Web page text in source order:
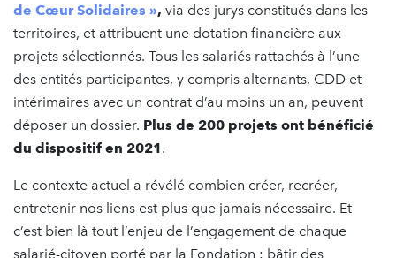
de Cœur Solidaires », via des jurys constitués dans les
territoires, et attribuent une dotation financière aux
projets sélectionnés. Tous les salariés rattachés à l’une
des entités participantes, y compris alternants, CDD et
intérimaires avec un contrat d’au moins un an, peuvent
déposer un dossier. Plus de 200 projets ont bénéficié
du dispositif en 2021.
Le contexte actuel a révélé combien créer, recréer,
entretenir nos liens est plus que jamais nécessaire. Et
c’est bien là tout l’enjeu de l’engagement de chaque
salarié-citoyen porté par la Fondation : bâtir des